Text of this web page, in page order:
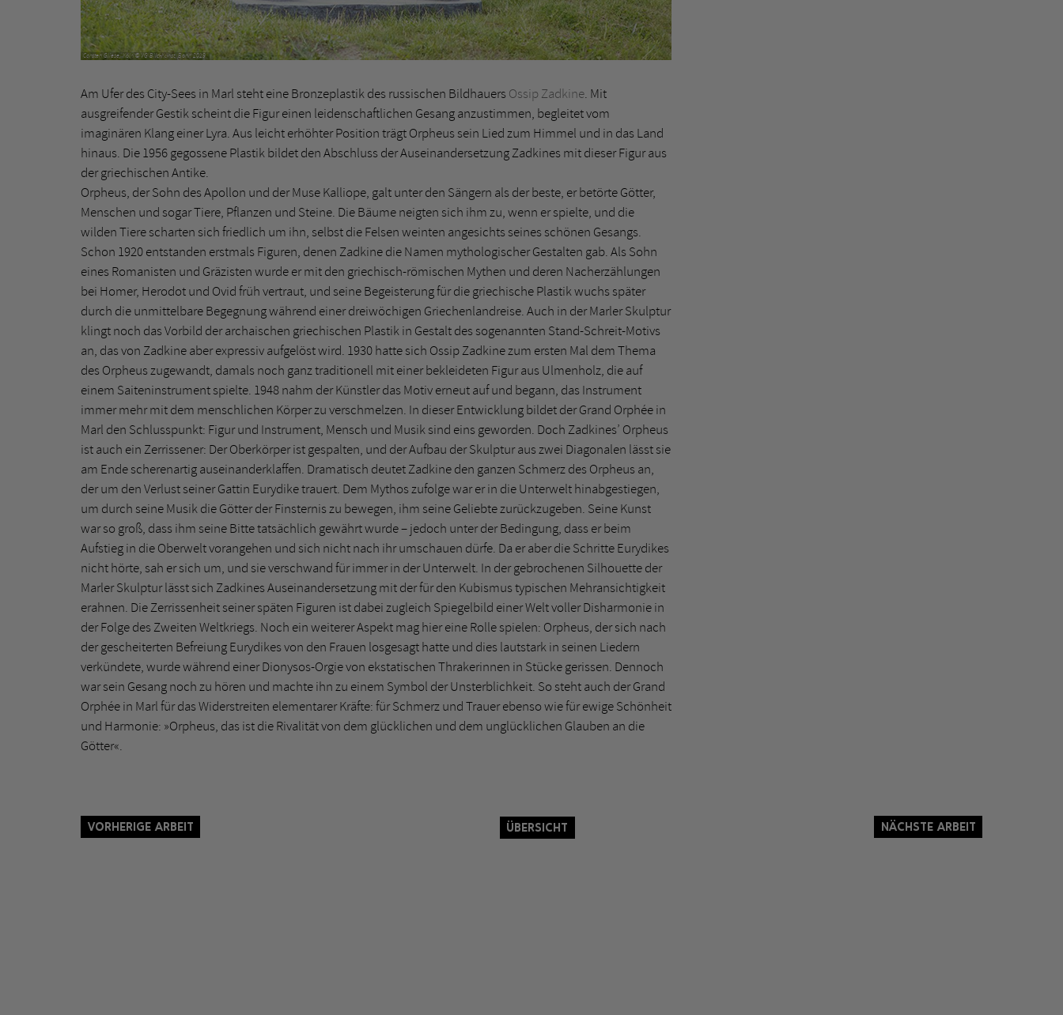
Carsten Gliese, Köln © VG Bild-Kunst, Bonn 2019
Am Ufer des City-Sees in Marl steht eine Bronzeplastik des russischen BildhauersOssip Zadkine. Mit
ausgreifender Gestik scheint die Figur einen leidenschaftlichen Gesang anzustimmen, begleitet vom
imaginären Klang einer Lyra. Aus leicht erhöhter Position trägt Orpheus sein Lied zum Himmel und in das Land
hinaus. Die 1956 gegossene Plastik bildet den Abschluss der Auseinandersetzung Zadkines mit dieser Figur aus
der griechischen Antike.
Orpheus, der Sohn des Apollon und der Muse Kalliope, galt unter den Sängern als der beste, er betörte Götter,
Menschen und sogar Tiere, Pflanzen und Steine. Die Bäume neigten sich ihm zu, wenn er spielte, und die
wilden Tiere scharten sich friedlich um ihn, selbst die Felsen weinten angesichts seines schönen Gesangs.
Schon 1920 entstanden erstmals Figuren, denen Zadkine die Namen mythologischer Gestalten gab. Als Sohn
eines Romanisten und Gräzisten wurde er mit den griechisch-römischen Mythen und deren Nacherzählungen
bei Homer, Herodot und Ovid früh vertraut, und seine Begeisterung für die griechische Plastik wuchs später
durch die unmittelbare Begegnung während einer dreiwöchigen Griechenlandreise. Auch in der Marler Skulptur
klingt noch das Vorbild der archaischen griechischen Plastik in Gestalt des sogenannten Stand-Schreit-Motivs
an, das von Zadkine aber expressiv aufgelöst wird. 1930 hatte sich Ossip Zadkine zum ersten Mal dem Thema
des Orpheus zugewandt, damals noch ganz traditionell mit einer bekleideten Figur aus Ulmenholz, die auf
einem Saiteninstrument spielte. 1948 nahm der Künstler das Motiv erneut auf und begann, das Instrument
immer mehr mit dem menschlichen Körper zu verschmelzen. In dieser Entwicklung bildet der Grand Orphée in
Marl den Schlusspunkt: Figur und Instrument, Mensch und Musik sind eins geworden. Doch Zadkines’ Orpheus
ist auch ein Zerrissener: Der Oberkörper ist gespalten, und der Aufbau der Skulptur aus zwei Diagonalen lässt sie
am Ende scherenartig auseinanderklaffen. Dramatisch deutet Zadkine den ganzen Schmerz des Orpheus an,
der um den Verlust seiner Gattin Eurydike trauert. Dem Mythos zufolge war er in die Unterwelt hinabgestiegen,
um durch seine Musik die Götter der Finsternis zu bewegen, ihm seine Geliebte zurückzugeben. Seine Kunst
war so groß, dass ihm seine Bitte tatsächlich gewährt wurde – jedoch unter der Bedingung, dass er beim
Aufstieg in die Oberwelt vorangehen und sich nicht nach ihr umschauen dürfe. Da er aber die Schritte Eurydikes
nicht hörte, sah er sich um, und sie verschwand für immer in der Unterwelt. In der gebrochenen Silhouette der
Marler Skulptur lässt sich Zadkines Auseinandersetzung mit der für den Kubismus typischen Mehransichtigkeit
erahnen. Die Zerrissenheit seiner späten Figuren ist dabei zugleich Spiegelbild einer Welt voller Disharmonie in
der Folge des Zweiten Weltkriegs. Noch ein weiterer Aspekt mag hier eine Rolle spielen: Orpheus, der sich nach
der gescheiterten Befreiung Eurydikes von den Frauen losgesagt hatte und dies lautstark in seinen Liedern
verkündete, wurde während einer Dionysos-Orgie von ekstatischen Thrakerinnen in Stücke gerissen. Dennoch
war sein Gesang noch zu hören und machte ihn zu einem Symbol der Unsterblichkeit. So steht auch der Grand
Orphée in Marl für das Widerstreiten elementarer Kräfte: für Schmerz und Trauer ebenso wie für ewige Schönheit
und Harmonie: »Orpheus, das ist die Rivalität von dem glücklichen und dem unglücklichen Glauben an die
Götter«.
Vorherige Arbeit Übersicht Nächste Arbeit